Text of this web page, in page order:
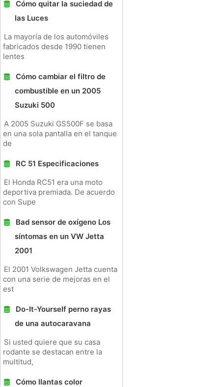
Cómo quitar la suciedad de
las Luces
La mayoría de los automóviles
fabricados desde 1990 tienen
lentes
Cómo cambiar el filtro de
combustible en un 2005
Suzuki 500
A 2005 Suzuki GS500F se basa
en una sola pantalla en el tanque
de
RC 51 Especificaciones
El Honda RC51 era una moto
deportiva premiada. De acuerdo
con Supe
Bad sensor de oxígeno Los
síntomas en un VW Jetta
2001
El 2001 Volkswagen Jetta cuenta
con una serie de mejoras en el
est
Do-It-Yourself perno rayas
de una autocaravana
Si usted quiere que su casa
rodante se destacan entre la
multitud,
Cómo llantas color